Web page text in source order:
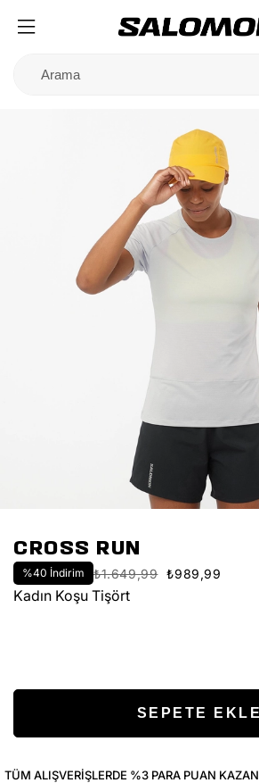
CROSS RUN
%40 İndirim ₺1.649,99 ₺989,99
Kadın Koşu Tişört
TÜM ALIŞVERIŞLERDE %3 PARA PUAN KAZAN